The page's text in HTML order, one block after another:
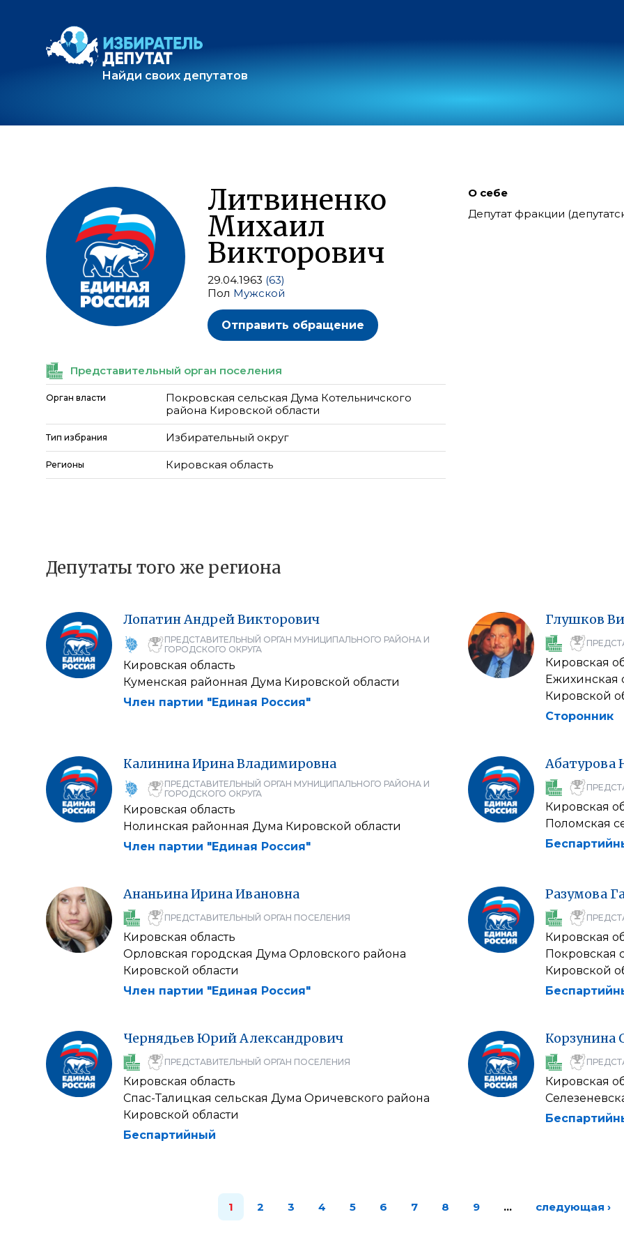
Найди своих депутатов
Литвиненко
Михаил
Викторович
29.04.1963 (63)
Пол Мужской
Отправить обращение
О себе
Депутат фракции
Представительный орган поселения
Орган власти
Покровская сельская Дума Котельничского
района Кировской области
Тип избрания Избирательный округ
Регионы Кировская область
Депутаты того же региона
ЛопатинАндрейВикторович
ПРЕДСТАВИТЕЛЬНЫЙ ОРГАН МУНИЦИПАЛЬНОГО РАЙОНА И
ГОРОДСКОГО ОКРУГА
Кировская область
Куменская районная Дума Кировской области
Член партии "Единая Россия"
Глушков
Кировская
Ежихинская
Кировской
Сторонник
КалининаИринаВладимировна
ПРЕДСТАВИТЕЛЬНЫЙ ОРГАН МУНИЦИПАЛЬНОГО РАЙОНА И
ГОРОДСКОГО ОКРУГА
Кировская область
Нолинская районная Дума Кировской области
Член партии "Единая Россия"
Абатурова
Кировская
Поломская
АнаньинаИринаИвановна
ПРЕДСТАВИТЕЛЬНЫЙ ОРГАН ПОСЕЛЕНИЯ
Кировская область
Орловская городская Дума Орловского района
Кировской области
Член партии "Единая Россия"
Разумова
Кировская
Покровская
Кировской
Чернядьев ЮрийАлександрович
ПРЕДСТАВИТЕЛЬНЫЙ ОРГАН ПОСЕЛЕНИЯ
Кировская область
Спас-Талицкая сельская Дума Оричевского района
Кировской области
Беспартийный
Корзунина
Кировская
1 2 3 4 5 6 7 8 9 … следующая ›